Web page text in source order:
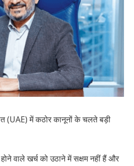
(UAE) में कठोर कानूनों के चलते बड़ी
वाले खर्च को उठाने में सक्षम नहीं हैं और